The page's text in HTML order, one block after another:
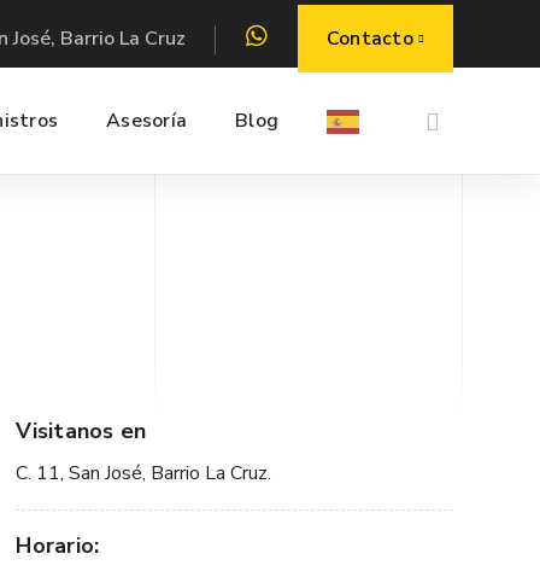
Contacto
José, Barrio La Cruz
Asesoría Blog
Visitanos en
C. 11, San José, Barrio La Cruz.
Horario: